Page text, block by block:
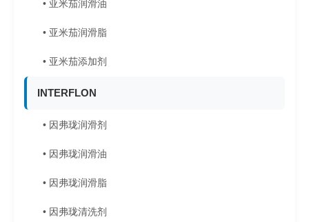
• 亚米茄润滑油
• 亚米茄润滑脂
• 亚米茄添加剂
INTERFLON
• 因弗珑润滑剂
• 因弗珑润滑油
• 因弗珑润滑脂
• 因弗珑清洗剂